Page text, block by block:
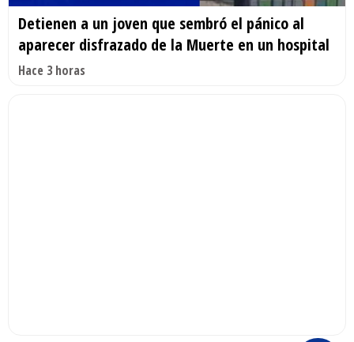
Detienen a un joven que sembró el pánico al
aparecer disfrazado de la Muerte en un hospital
Hace 3 horas